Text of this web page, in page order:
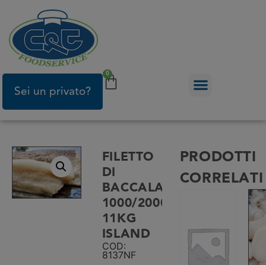
Sei un privato?
0
FILETTO
DI
BACCALA
1000/2000
11KG
ISLAND
COD:
8137NF
PRODOTTI
CORRELATI